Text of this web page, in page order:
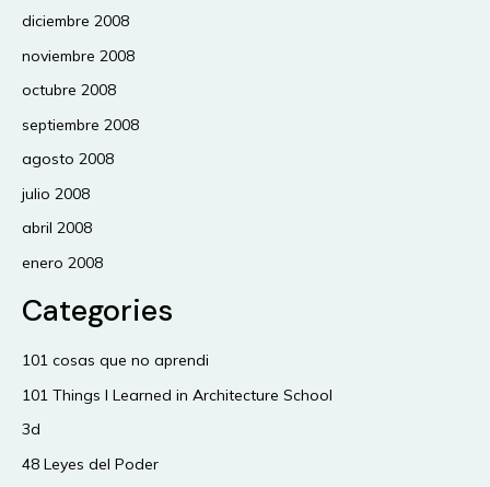
diciembre 2008
noviembre 2008
octubre 2008
septiembre 2008
agosto 2008
julio 2008
abril 2008
enero 2008
Categories
101 cosas que no aprendi
101 Things I Learned in Architecture School
3d
48 Leyes del Poder